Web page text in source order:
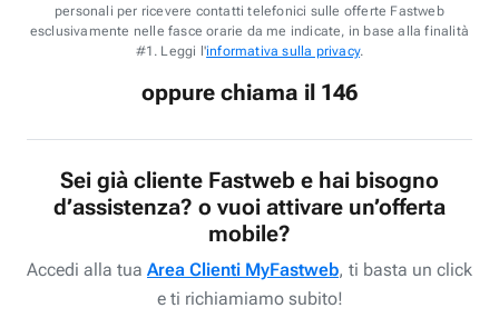
personali per ricevere contatti telefonici sulle offerte Fastweb
esclusivamente nelle fasce orarie da me indicate, in base alla finalità
#1. Leggi l'informativa sulla privacy.
oppure chiama il 146
Sei già cliente Fastweb e hai bisogno
d’assistenza? o vuoi attivare un’offerta
mobile?
Accedi alla tua Area Clienti MyFastweb, ti basta un click
e ti richiamiamo subito!